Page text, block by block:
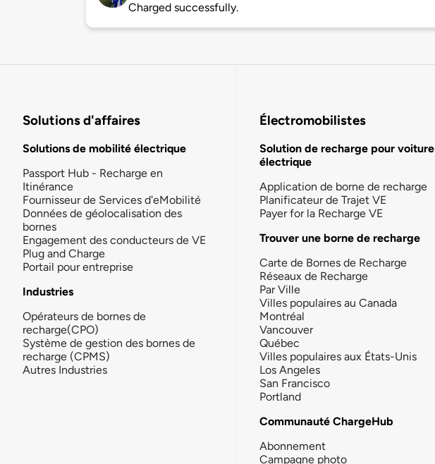
Charged successfully.
Solutions d'affaires
Solutions de mobilité électrique
Passport Hub - Recharge en
Itinérance
Fournisseur de Services d'eMobilité
Données de géolocalisation des
bornes
Engagement des conducteurs de VE
Plug and Charge
Portail pour entreprise
Industries
Opérateurs de bornes de
recharge(CPO)
Système de gestion des bornes de
recharge (CPMS)
Autres Industries
Électromobilistes
Solution de recharge pour voiture
électrique
Application de borne de recharge
Planificateur de Trajet VE
Payer for la Recharge VE
Trouver une borne de recharge
Carte de Bornes de Recharge
Réseaux de Recharge
Par Ville
Villes populaires au Canada
Montréal
Vancouver
Québec
Villes populaires aux États-Unis
Los Angeles
San Francisco
Portland
Communauté ChargeHub
Abonnement
Campagne photo